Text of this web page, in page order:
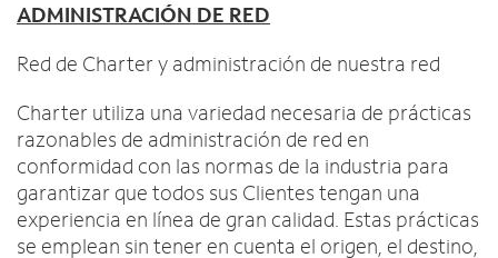
ADMINISTRACIÓN DE RED
Red de Charter y administración de nuestra red
Charter utiliza una variedad necesaria de prácticas
razonables de administración de red en
conformidad con las normas de la industria para
garantizar que todos sus Clientes tengan una
experiencia en línea de gran calidad. Estas prácticas
se emplean sin tener en cuenta el origen, el destino,